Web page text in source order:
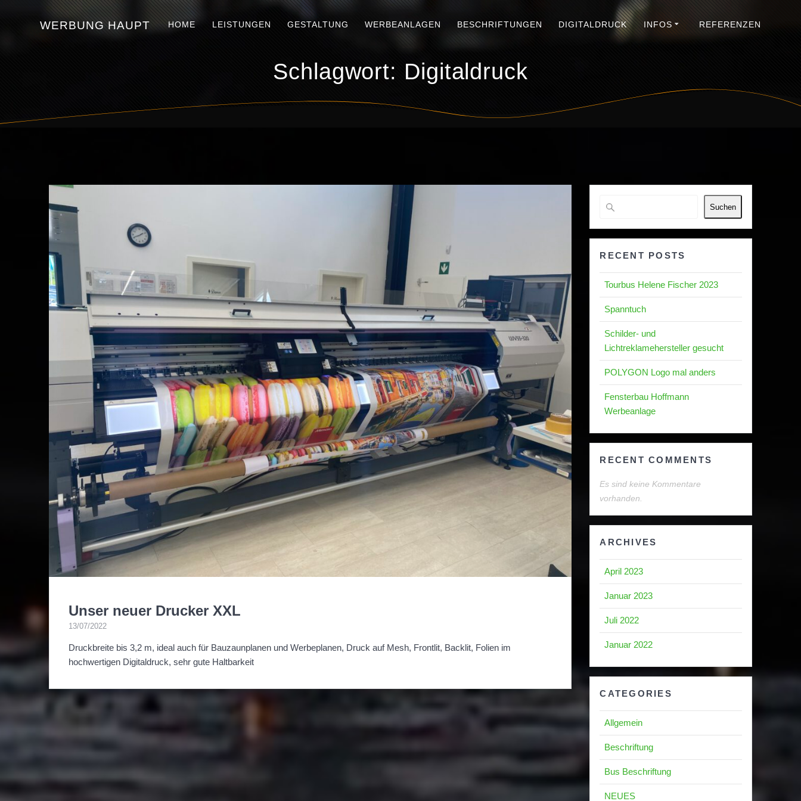
WERBUNG HAUPT HOME LEISTUNGEN GESTALTUNG WERBEANLAGEN BESCHRIFTUNGEN DIGITALDRUCK INFOS REFERENZEN
Schlagwort: Digitaldruck
Unser neuer Drucker XXL
13/07/2022
Druckbreite bis 3,2 m, ideal auch für Bauzaunplanen und Werbeplanen, Druck auf Mesh, Frontlit, Backlit, Folien im
hochwertigen Digitaldruck, sehr gute Haltbarkeit
Suchen
RECENT POSTS
Tourbus Helene Fischer 2023
Spanntuch
Schilder- und
Lichtreklamehersteller gesucht
POLYGON Logo mal anders
Fensterbau Hoffmann
Werbeanlage
RECENT COMMENTS
Es sind keine Kommentare
vorhanden.
ARCHIVES
April 2023
Januar 2023
Juli 2022
Januar 2022
CATEGORIES
Allgemein
Beschriftung
Bus Beschriftung
NEUES